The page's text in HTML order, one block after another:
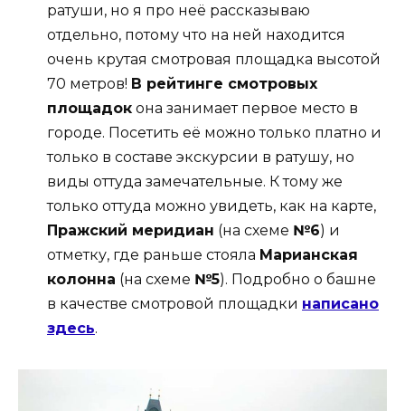
ратуши, но я про неё рассказываю
отдельно, потому что на ней находится
очень крутая смотровая площадка высотой
70 метров! В рейтинге смотровых
площадок она занимает первое место в
городе. Посетить её можно только платно и
только в составе экскурсии в ратушу, но
виды оттуда замечательные. К тому же
только оттуда можно увидеть, как на карте,
Пражский меридиан (на схеме №6) и
отметку, где раньше стояла Марианская
колонна (на схеме №5). Подробно о башне
в качестве смотровой площадки написано
здесь.